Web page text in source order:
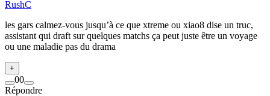
RushC
les gars calmez-vous jusqu’à ce que xtreme ou xiao8 dise un truc,
assistant qui draft sur quelques matchs ça peut juste être un voyage
ou une maladie pas du drama
+
00
Répondre